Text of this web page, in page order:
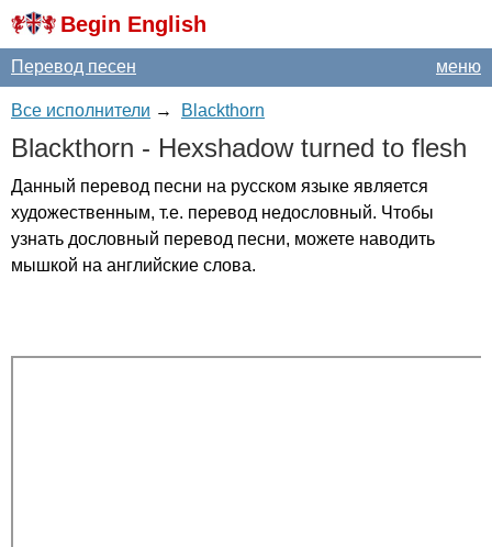
Begin English
меню
Перевод песен
Все исполнители → Blackthorn
Blackthorn - Hexshadow turned to flesh
Данный перевод песни на русском языке является
художественным, т.е. перевод недословный. Чтобы
узнать дословный перевод песни, можете наводить
мышкой на английские слова.